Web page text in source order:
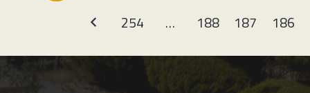
186
187
188
…
254